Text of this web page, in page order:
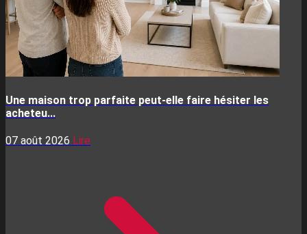
Une maison trop parfaite peut-elle faire hésiter les
acheteu...
07 août 2026 Lire